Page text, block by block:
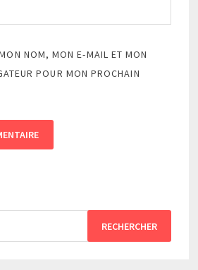
NOM, MON E-MAIL ET MON
POUR MON PROCHAIN